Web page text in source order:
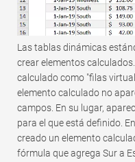
Atajos de teclado
Lecciones
Noticias
Tabla dinámica
TechTV
Kotlin
Pitón
Rápido
Las tablas dinámicas
crear elementos
calculado como "filas
elemento calculado no
campos. En su lugar,
para el que está definido.
creado un elemento
fórmula que agrega Sur a